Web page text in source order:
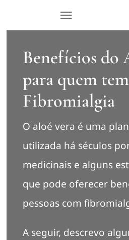
to
Toggle
Navigation
Sobre Mim
Loja
Blog
Benefícios do
para quem tem
Fibromialgia
O aloé vera é uma
utilizada há séculos
medicinais e alguns
que pode oferecer
pessoas com
A seguir, descrevo